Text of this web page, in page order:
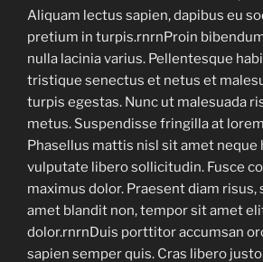
Aliquam lectus sapien, dapibus eu
pretium in turpis.rnrnProin
nulla lacinia varius. Pellentesque
tristique senectus et netus et
turpis egestas. Nunc ut malesuada
metus. Suspendisse fringilla at
Phasellus mattis nisl sit amet neque
vulputate libero sollicitudin. Fusce
maximus dolor. Praesent diam
amet blandit non, tempor sit amet
dolor.rnrnDuis porttitor accumsan
sapien semper quis. Cras libero